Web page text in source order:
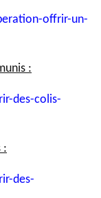
offrir-un-
:
des-colis-
:
des-